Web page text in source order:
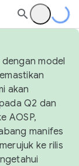
model
akan
Q2 dan
AOSP,
manifes
ke rilis